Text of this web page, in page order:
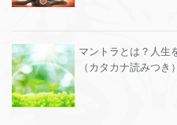
マントラとは？人生
（カタカナ読みつき